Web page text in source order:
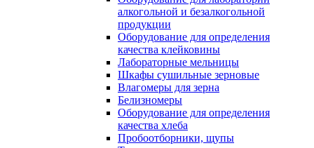
алкогольной и безалкогольной
продукции
Оборудование для определения
качества клейковины
Лабораторные мельницы
Шкафы сушильные зерновые
Влагомеры для зерна
Белизномеры
Оборудование для определения
качества хлеба
Пробоотборники, щупы